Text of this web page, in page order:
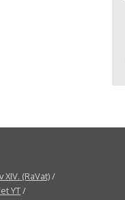
XIV. (RaVat)/
YT/